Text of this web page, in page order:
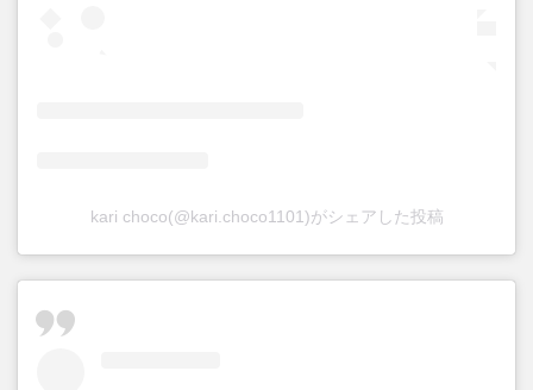
kari choco(@kari.choco1101)がシェアした投稿